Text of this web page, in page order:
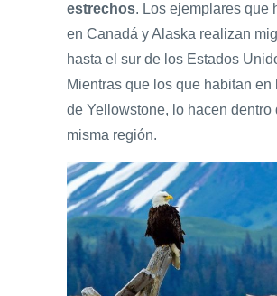
estrechos. Los ejemplares que
en Canadá y Alaska realizan
hasta el sur de los Estados
Mientras que los que habitan en
de Yellowstone, lo hacen dentro
misma región.